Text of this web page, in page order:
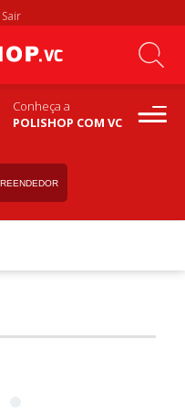
Sair
Conheça a
POLISHOP COM VC